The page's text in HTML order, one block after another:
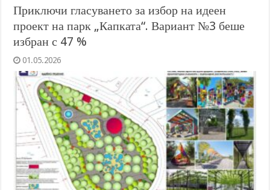
Приключи гласуването за избор на идеен
проект на парк „Капката“. Вариант №3 беше
избран с 47 %
01.05.2026